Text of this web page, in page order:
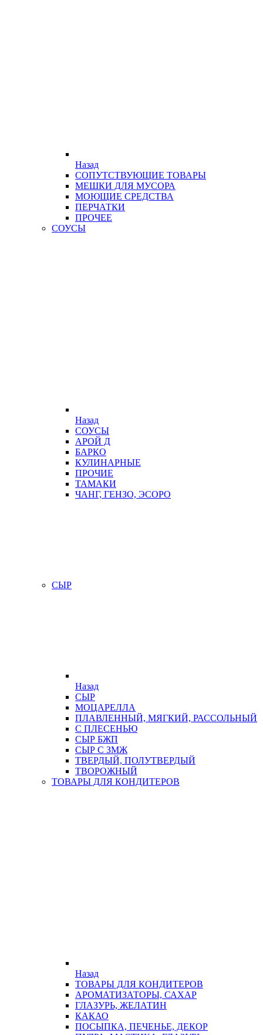
Назад
СОПУТСТВУЮЩИЕ ТОВАРЫ
МЕШКИ ДЛЯ МУСОРА
МОЮЩИЕ СРЕДСТВА
ПЕРЧАТКИ
ПРОЧЕЕ
СОУСЫ
Назад
СОУСЫ
АРОЙ Д
БАРКО
КУЛИНАРНЫЕ
ПРОЧИЕ
ТАМАКИ
ЧАНГ, ГЕНЗО, ЭСОРО
СЫР
Назад
СЫР
МОЦАРЕЛЛА
ПЛАВЛЕННЫЙ, МЯГКИЙ, РАССОЛЬНЫЙ
С ПЛЕСЕНЬЮ
СЫР БЖП
СЫР С ЗМЖ
ТВЕРДЫЙ, ПОЛУТВЕРДЫЙ
ТВОРОЖНЫЙ
ТОВАРЫ ДЛЯ КОНДИТЕРОВ
Назад
ТОВАРЫ ДЛЯ КОНДИТЕРОВ
АРОМАТИЗАТОРЫ, САХАР
ГЛАЗУРЬ, ЖЕЛАТИН
КАКАО
ПОСЫПКА, ПЕЧЕНЬЕ, ДЕКОР